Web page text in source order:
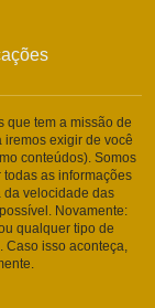
que tem a missão de
exigir de você
conteúdos). Somos
as informações
da velocidade das
Novamente:
qualquer tipo de
Caso isso aconteça,